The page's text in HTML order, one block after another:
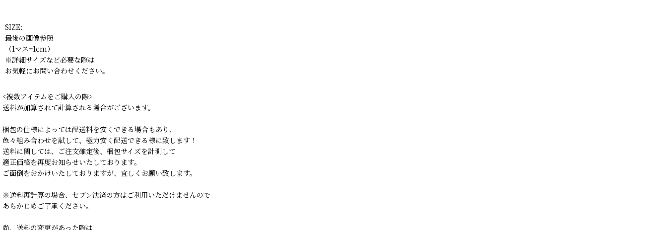
SIZE:
最後の画像参照
（1マス=1cm）
※詳細サイズなど必要な際は
お気軽にお問い合わせください。
<複数アイテムをご購入の際>
送料が加算されて計算される場合がございます。
梱包の仕様によっては配送料を安くできる場合もあり、
色々組み合わせを試して、極力安く配送できる様に致します！
送料に関しては、ご注文確定後、梱包サイズを計測して
適正価格を再度お知らせいたしております。
ご面倒をおかけいたしておりますが、宜しくお願い致します。
※送料再計算の場合、セブン決済の方はご利用いただけませんので
あらかじめご了承ください。
尚、送料の変更があった際は